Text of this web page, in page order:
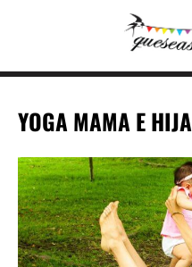
YOGA MAMA E HIJA